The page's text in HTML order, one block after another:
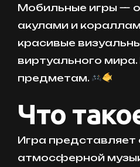
Мобильные игры —
акулами и
красивые
виртуального
предметам.
Что
Игра
атмосферной